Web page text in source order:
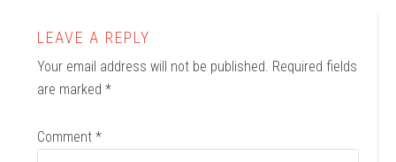
LEAVE A REPLY
Your email address will not be published. Required fields
are marked*
Comment*